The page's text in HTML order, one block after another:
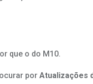
que o do M10.
por Atualizações